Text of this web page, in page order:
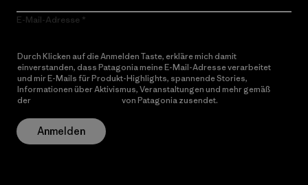
E-Mail-Adresse
Durch Klicken auf die Anmelden Taste, erkläre mich damit
einverstanden, dass Patagonia meine E-Mail-Adresse verarbeitet
und mir E-Mails für Produkt-Highlights, spannende Stories,
Informationen über Aktivismus, Veranstaltungen und mehr gemäß
der
von Patagonia zusendet.
Anmelden